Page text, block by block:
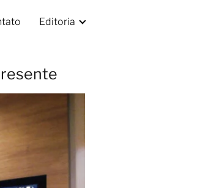
Editoria